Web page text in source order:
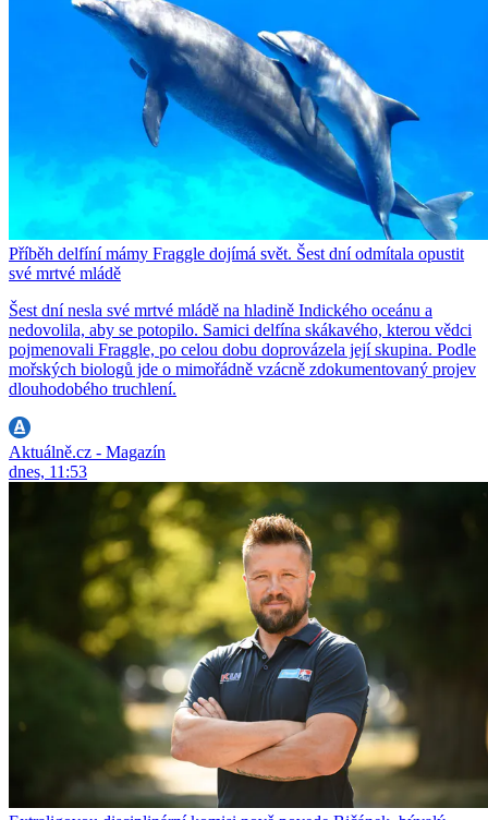
Příběh delfíní mámy Fraggle dojímá svět. Šest dní odmítala opustit
své mrtvé mládě
Šest dní nesla své mrtvé mládě na hladině Indického oceánu a
nedovolila, aby se potopilo. Samici delfína skákavého, kterou vědci
pojmenovali Fraggle, po celou dobu doprovázela její skupina. Podle
mořských biologů jde o mimořádně vzácně zdokumentovaný projev
dlouhodobého truchlení.
Aktuálně.cz - Magazín
dnes, 11:53